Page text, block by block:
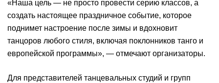
«Наша цель — не просто провести серию классов, а
создать настоящее праздничное событие, которое
поднимет настроение после зимы и вдохновит
танцоров любого стиля, включая поклонников танго и
европейской программы», — отмечают организаторы.
Для представителей танцевальных студий и групп